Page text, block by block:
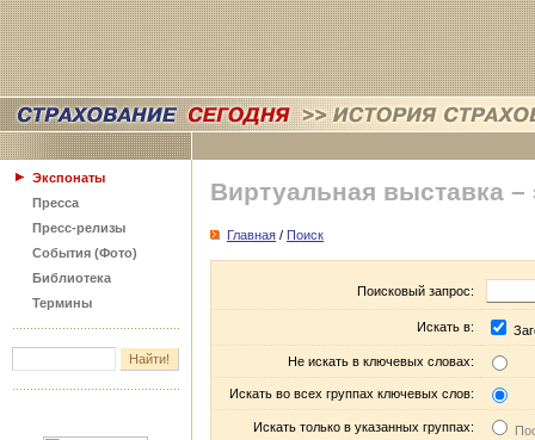
Экспонаты
Пресса
Пресс-релизы
События (Фото)
Библиотека
Термины
Виртуальная выставка –
Главная / Поиск
Поисковый запрос:
Искать в:
Не искать в ключевых словах:
Искать во всех группах ключевых слов:
Искать только в указанных группах: